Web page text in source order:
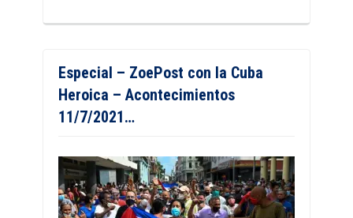
Especial – ZoePost con la Cuba
Heroica – Acontecimientos
11/7/2021…